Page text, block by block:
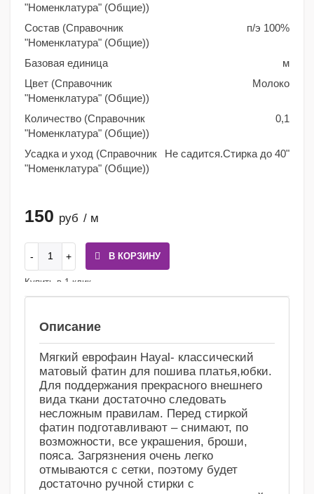
"Номенклатура" (Общие))
Состав (Справочник
"Номенклатура" (Общие))
п/э 100%
Базовая единица
м
Цвет (Справочник
"Номенклатура" (Общие))
Молоко
Количество (Справочник
"Номенклатура" (Общие))
0,1
Усадка и уход (Справочник
"Номенклатура" (Общие))
Не садится.Стирка до 40"
150 руб / м
В КОРЗИНУ
Купить в 1 клик
Описание
Мягкий еврофаин Hayal- классический
матовый фатин для пошива платья,юбки.
Для поддержания прекрасного внешнего
вида ткани достаточно следовать
несложным правилам. Перед стиркой
фатин подготавливают – снимают, по
возможности, все украшения, броши,
пояса. Загрязнения очень легко
отмываются с сетки, поэтому будет
достаточно ручной стирки с